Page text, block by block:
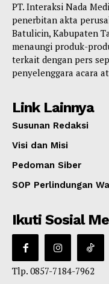
PT. Interaksi Nada
penerbitan akta
Batulicin, Kabupaten
menaungi produk-
terkait dengan pers
penyelenggara acara
Link Lainnya
Susunan Redaksi
Visi dan Misi
Pedoman Siber
SOP Perlindungan
Ikuti Sosial
Tlp. 0857-7184-7962